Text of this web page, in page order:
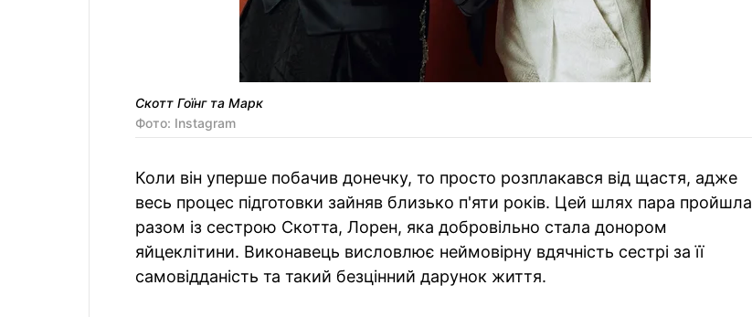
Скотт Гоїнг та Марк
Фото: Instagram
Коли він уперше побачив донечку, то просто розплакався від щастя, адже
весь процес підготовки зайняв близько п'яти років. Цей шлях пара пройшла
разом із сестрою Скотта, Лорен, яка добровільно стала донором
яйцеклітини. Виконавець висловлює неймовірну вдячність сестрі за її
самовідданість та такий безцінний дарунок життя.